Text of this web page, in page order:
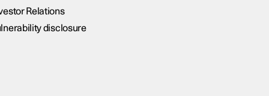
Relations
disclosure